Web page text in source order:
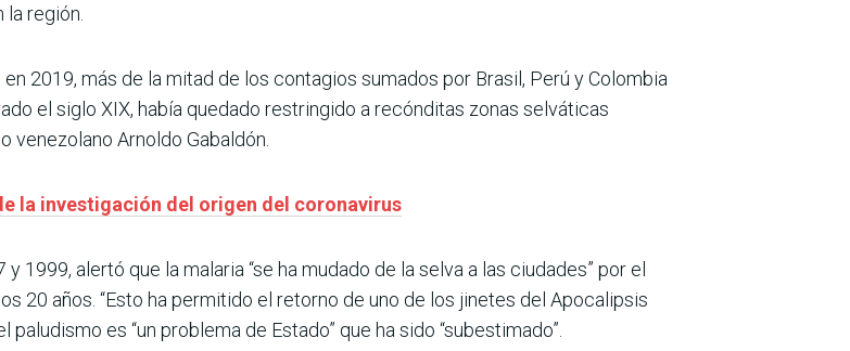
región.
2019, más de la mitad de los contagios sumados por Brasil, Perú y Colombia
el siglo XIX, había quedado restringido a recónditas zonas selváticas
venezolano Arnoldo Gabaldón.
la investigación del origen del coronavirus
1999, alertó que la malaria “se ha mudado de la selva a las ciudades” por el
20 años. “Esto ha permitido el retorno de uno de los jinetes del Apocalipsis
es “un problema de Estado” que ha sido “subestimado”.